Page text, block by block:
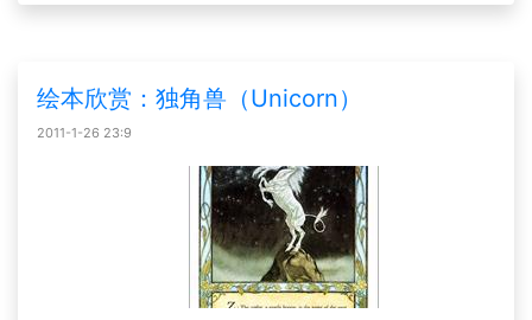
绘本欣赏：独角兽（Unicorn）
2011-1-26 23:9